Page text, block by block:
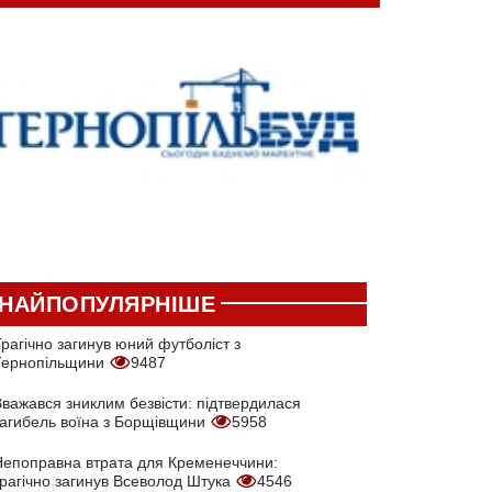
загинув юний футболіст з
9487
зниклим безвісти: підтвердилася
воїна з Борщівщини
5958
втрата для Кременеччини:
загинув Всеволод Штука
4546